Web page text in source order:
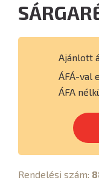
Ajánlott
ÁFÁ-val
ÁFA
Rendelési szám: